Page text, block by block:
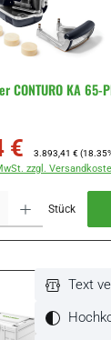
CONTURO KA 65-
€ Regulärer Preis:
3.893,41 €
zzgl.
Stück
Text